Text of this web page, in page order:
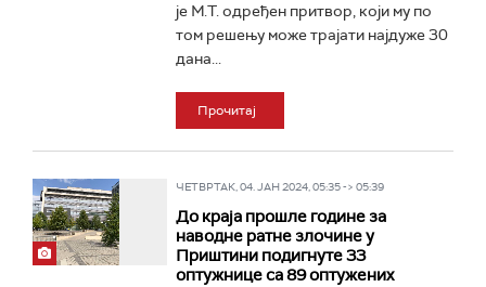
је М.Т. одређен притвор, који му по
том решењу може трајати најдуже 30
дана...
Прочитај
ЧЕТВРТАК, 04. ЈАН 2024, 05:35 -> 05:39
До краја прошле године за
наводне ратне злочине у
Приштини подигнуте 33
оптужнице са 89 оптужених